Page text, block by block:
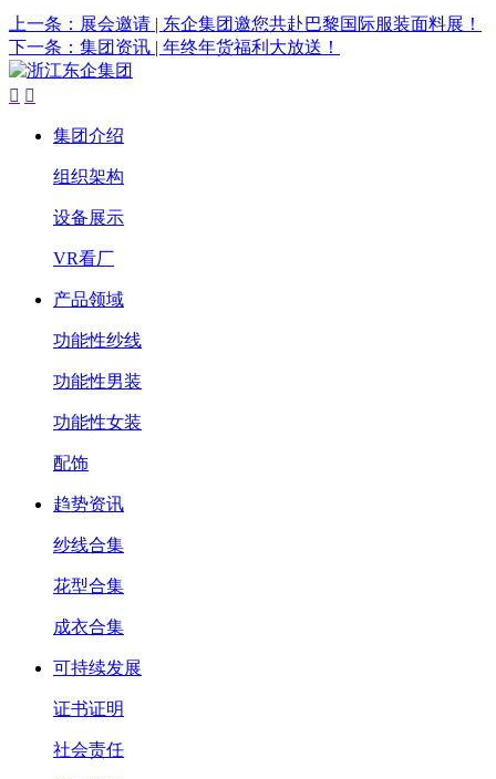
上一条：展会邀请 | 东企集团邀您共赴巴黎国际服装面料展！
下一条：集团资讯 | 年终年货福利大放送！
 
集团介绍
组织架构
设备展示
VR看厂
产品领域
功能性纱线
功能性男装
功能性女装
配饰
趋势资讯
纱线合集
花型合集
成衣合集
可持续发展
证书证明
社会责任